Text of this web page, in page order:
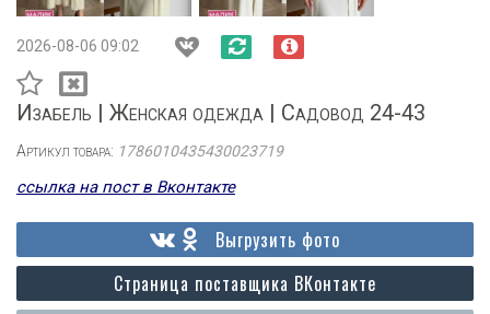
2026-08-06 09:02
Изабель | Женская одежда | Садовод 24-43
Артикул товара: 1786010435430023719
ссылка на пост в Вконтакте
Страница поставщика ВКонтакте
Выгрузить фото